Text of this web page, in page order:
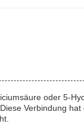
oder 5-
Verbindung